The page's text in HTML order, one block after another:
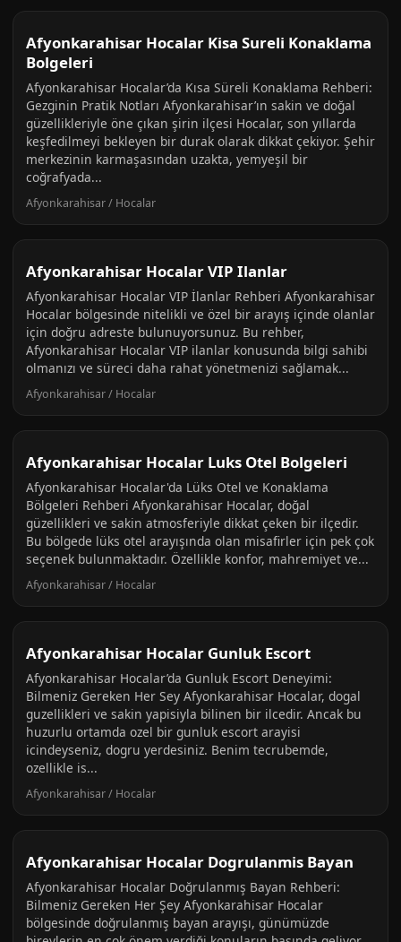
Afyonkarahisar Hocalar Kisa Sureli Konaklama
Bolgeleri
Afyonkarahisar Hocalar’da Kısa Süreli Konaklama Rehberi:
Gezginin Pratik Notları Afyonkarahisar’ın sakin ve doğal
güzellikleriyle öne çıkan şirin ilçesi Hocalar, son yıllarda
keşfedilmeyi bekleyen bir durak olarak dikkat çekiyor. Şehir
merkezinin karmaşasından uzakta, yemyeşil bir
coğrafyada...
Afyonkarahisar / Hocalar
Afyonkarahisar Hocalar VIP Ilanlar
Afyonkarahisar Hocalar VIP İlanlar Rehberi Afyonkarahisar
Hocalar bölgesinde nitelikli ve özel bir arayış içinde olanlar
için doğru adreste bulunuyorsunuz. Bu rehber,
Afyonkarahisar Hocalar VIP ilanlar konusunda bilgi sahibi
olmanızı ve süreci daha rahat yönetmenizi sağlamak...
Afyonkarahisar / Hocalar
Afyonkarahisar Hocalar Luks Otel Bolgeleri
Afyonkarahisar Hocalar'da Lüks Otel ve Konaklama
Bölgeleri Rehberi Afyonkarahisar Hocalar, doğal
güzellikleri ve sakin atmosferiyle dikkat çeken bir ilçedir.
Bu bölgede lüks otel arayışında olan misafirler için pek çok
seçenek bulunmaktadır. Özellikle konfor, mahremiyet ve...
Afyonkarahisar / Hocalar
Afyonkarahisar Hocalar Gunluk Escort
Afyonkarahisar Hocalar’da Gunluk Escort Deneyimi:
Bilmeniz Gereken Her Sey Afyonkarahisar Hocalar, dogal
guzellikleri ve sakin yapisiyla bilinen bir ilcedir. Ancak bu
huzurlu ortamda ozel bir gunluk escort arayisi
icindeyseniz, dogru yerdesiniz. Benim tecrubemde,
ozellikle is...
Afyonkarahisar / Hocalar
Afyonkarahisar Hocalar Dogrulanmis Bayan
Afyonkarahisar Hocalar Doğrulanmış Bayan Rehberi:
Bilmeniz Gereken Her Şey Afyonkarahisar Hocalar
bölgesinde doğrulanmış bayan arayışı, günümüzde